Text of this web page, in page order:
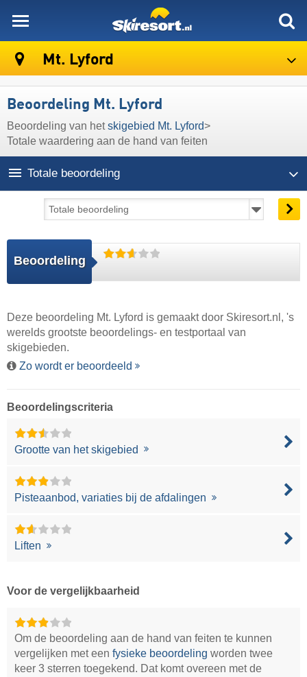
Mt. Lyford
Beoordeling Mt. Lyford
Beoordeling van hetskigebied Mt. Lyford>
Totale waardering aan de hand van feiten
Totale beoordeling
Beoordeling
Deze beoordeling Mt. Lyford is gemaakt door Skiresort.nl , 's
werelds grootste beoordelings- en testportaal van
skigebieden.
Zo wordt er beoordeeld
Beoordelingscriteria
Grootte van het skigebied
Pisteaanbod, variaties bij de afdalingen
Liften
Voor de vergelijkbaarheid
Om de beoordeling aan de hand van feiten te kunnen
vergelijken met eenfysieke beoordeling worden twee
keer 3 sterren toegekend. Dat komt overeen met de